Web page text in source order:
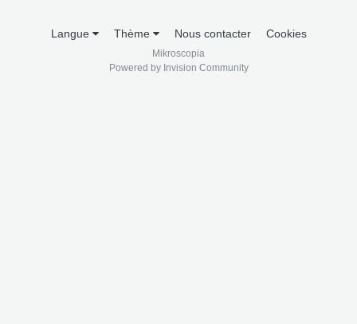
Langue Thème Nous contacter Cookies
Mikroscopia
Powered by Invision Community